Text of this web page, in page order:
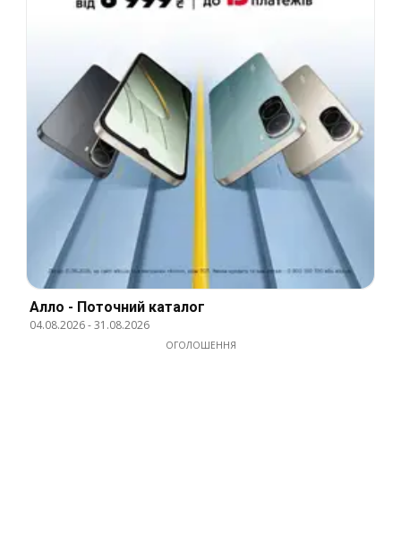
Алло - Поточний каталог
04.08.2026-31.08.2026
ОГОЛОШЕННЯ